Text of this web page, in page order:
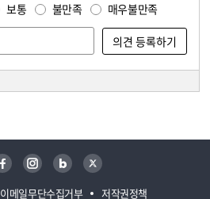
보통 불만족 매우불만족
이메일무단수집거부 저작권정책
페이스북 인스타그램 블로그 트위터